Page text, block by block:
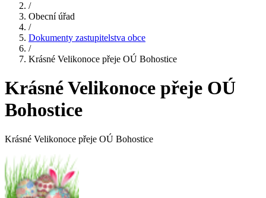
/
Obecní úřad
/
Dokumenty zastupitelstva obce
/
Krásné Velikonoce přeje OÚ Bohostice
Krásné Velikonoce přeje OÚ
Bohostice
Krásné Velikonoce přeje OÚ Bohostice